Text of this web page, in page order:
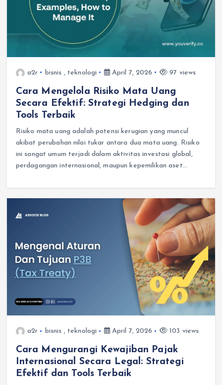
a2r bisnis , teknologi April 7, 2026 97 views
Cara Mengelola Risiko Mata Uang
Secara Efektif: Strategi Hedging dan
Tools Terbaik
Risiko mata uang adalah potensi kerugian yang muncul
akibat perubahan nilai tukar antara dua mata uang. Risiko
ini sangat umum terjadi dalam aktivitas investasi global,
perdagangan internasional, maupun kepemilikan aset…
a2r bisnis , teknologi April 7, 2026 103 views
Cara Mengurangi Kewajiban Pajak
Internasional Secara Legal: Strategi
Efektif dan Tools Terbaik